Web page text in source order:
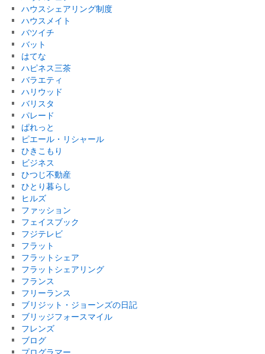
ハウスシェアリング制度
ハウスメイト
バツイチ
バット
はてな
ハピネス三茶
バラエティ
ハリウッド
バリスタ
パレード
ぱれっと
ピエール・リシャール
ひきこもり
ビジネス
ひつじ不動産
ひとり暮らし
ヒルズ
ファッション
フェイスブック
フジテレビ
フラット
フラットシェア
フラットシェアリング
フランス
フリーランス
ブリジット・ジョーンズの日記
ブリッジフォースマイル
フレンズ
ブログ